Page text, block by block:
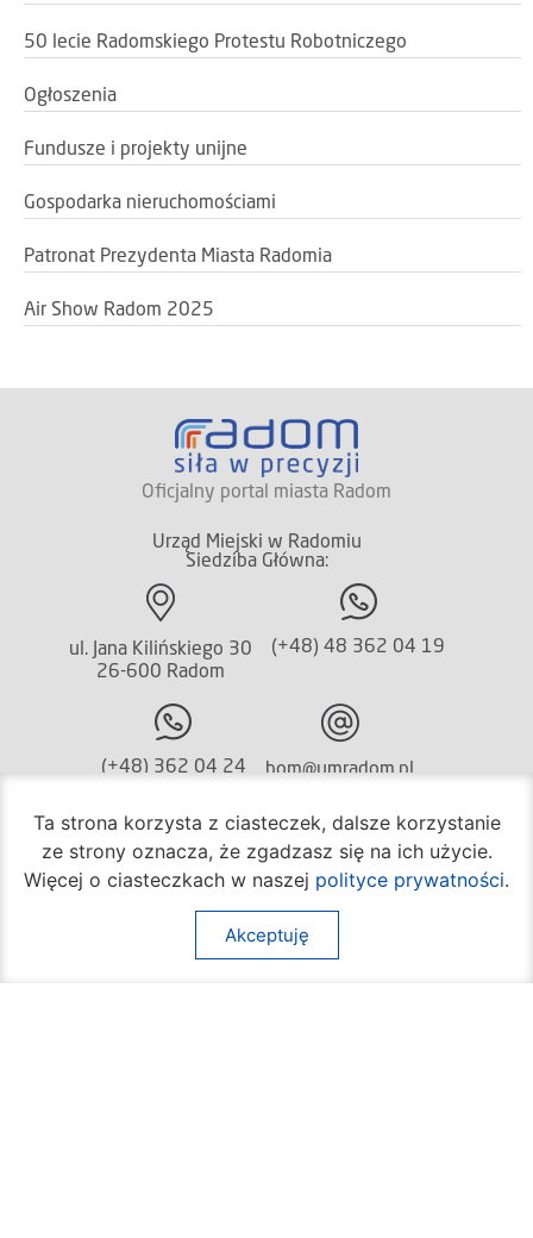
50 lecie Radomskiego Protestu Robotniczego
Ogłoszenia
Fundusze i projekty unijne
Gospodarka nieruchomościami
Patronat Prezydenta Miasta Radomia
Air Show Radom 2025
Oficjalny portal miasta Radom
Urząd Miejski w Radomiu
Siedziba Główna:
ul. Jana Kilińskiego 30
26-600 Radom
(+48) 48 362 04 19
(+48) 362 04 24 bom@umradom.pl
Biuro Obsługi Mieszkańca
poniedziałek – piątek
godz.7:30 – 16:30
Pozostałe wydziały
Ta strona korzysta z ciasteczek, dalsze korzystanie
ze strony oznacza, że zgadzasz się na ich użycie.
Więcej o ciasteczkach w naszej polityce prywatności.
Akceptuję